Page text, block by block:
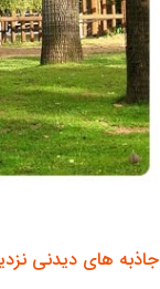
جاذبه های دیدنی